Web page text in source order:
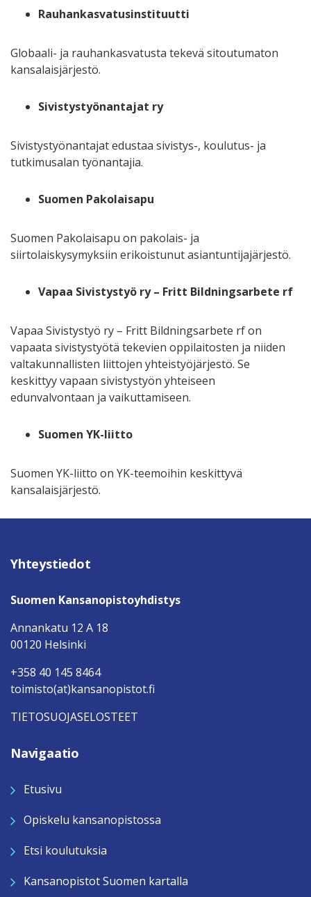
Rauhankasvatusinstituutti
Globaali- ja rauhankasvatusta tekevä sitoutumaton
kansalaisjärjestö.
Sivistystyönantajat ry
Sivistystyönantajat edustaa sivistys-, koulutus- ja
tutkimusalan työnantajia.
Suomen Pakolaisapu
Suomen Pakolaisapu on pakolais- ja
siirtolaiskysymyksiin erikoistunut asiantuntijajärjestö.
Vapaa Sivistystyö ry – Fritt Bildningsarbete rf
Vapaa Sivistystyö ry – Fritt Bildningsarbete rf on
vapaata sivistystyötä tekevien oppilaitosten ja niiden
valtakunnallisten liittojen yhteistyöjärjestö. Se
keskittyy vapaan sivistystyön yhteiseen
edunvalvontaan ja vaikuttamiseen.
Suomen YK-liitto
Suomen YK-liitto on YK-teemoihin keskittyvä
kansalaisjärjestö.
Yhteystiedot
Suomen Kansanopistoyhdistys
Annankatu 12 A 18
00120 Helsinki
+358 40 145 8464
toimisto(at)kansanopistot.fi
TIETOSUOJASELOSTEET
Navigaatio
Etusivu
Opiskelu kansanopistossa
Etsi koulutuksia
Kansanopistot Suomen kartalla